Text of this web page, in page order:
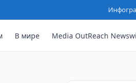
В мире Media OutReach